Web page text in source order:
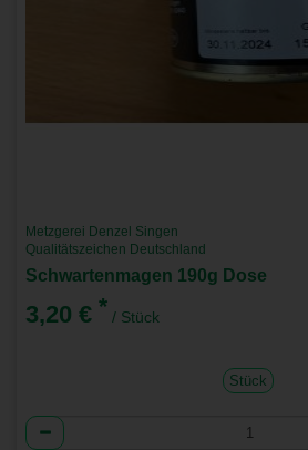
Metzgerei Denzel Singen
Qualitätszeichen Deutschland
Schwartenmagen 190g Dose
3,20 € * / Stück
Stück
Anzahl